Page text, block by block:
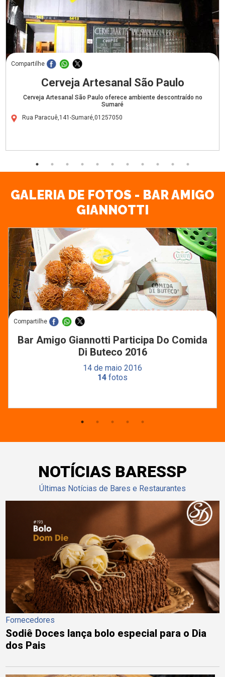
Compartilhe
Cerveja Artesanal São Paulo
Cerveja Artesanal São Paulo oferece ambiente descontraído no
Sumaré
Rua Paracuê,141-Sumaré,01257050
GALERIA DE FOTOS - BAR AMIGO
GIANNOTTI
Compartilhe
Bar Amigo Giannotti Participa Do Comida
Di Buteco 2016
14 de maio 2016
14 fotos
NOTÍCIAS BARESSP
Últimas Notícias de Bares e Restaurantes
Fornecedores
Sodiê Doces lança bolo especial para o Dia
dos Pais